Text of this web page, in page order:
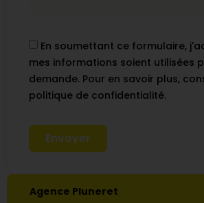
En soumettant ce formulaire,
mes informations soient utilisées
demande. Pour en savoir plus,
politique de confidentialité.
Envoyer
Agence Pluneret